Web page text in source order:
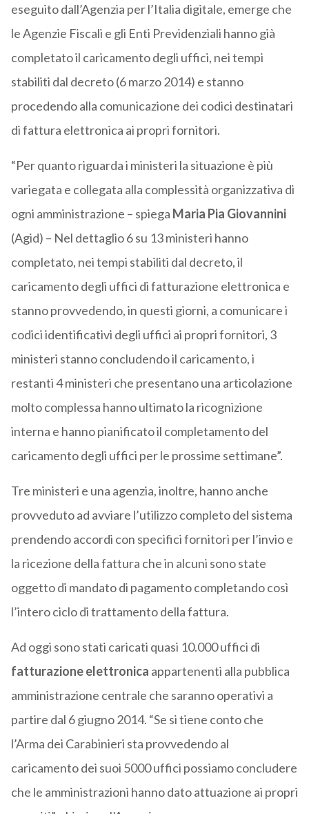
eseguito dall’Agenzia per l’Italia digitale, emerge che
le Agenzie Fiscali e gli Enti Previdenziali hanno già
completato il caricamento degli uffici, nei tempi
stabiliti dal decreto (6 marzo 2014) e stanno
procedendo alla comunicazione dei codici destinatari
di fattura elettronica ai propri fornitori.
“Per quanto riguarda i ministeri la situazione è più
variegata e collegata alla complessità organizzativa di
ogni amministrazione – spiega Maria Pia Giovannini
(Agid) – Nel dettaglio 6 su 13 ministeri hanno
completato, nei tempi stabiliti dal decreto, il
caricamento degli uffici di fatturazione elettronica e
stanno provvedendo, in questi giorni, a comunicare i
codici identificativi degli uffici ai propri fornitori, 3
ministeri stanno concludendo il caricamento, i
restanti 4 ministeri che presentano una articolazione
molto complessa hanno ultimato la ricognizione
interna e hanno pianificato il completamento del
caricamento degli uffici per le prossime settimane”.
Tre ministeri e una agenzia, inoltre, hanno anche
provveduto ad avviare l’utilizzo completo del sistema
prendendo accordi con specifici fornitori per l’invio e
la ricezione della fattura che in alcuni sono state
oggetto di mandato di pagamento completando così
l’intero ciclo di trattamento della fattura.
Ad oggi sono stati caricati quasi 10.000 uffici di
fatturazione elettronica appartenenti alla pubblica
amministrazione centrale che saranno operativi a
partire dal 6 giugno 2014. “Se si tiene conto che
l’Arma dei Carabinieri sta provvedendo al
caricamento dei suoi 5000 uffici possiamo concludere
che le amministrazioni hanno dato attuazione ai propri